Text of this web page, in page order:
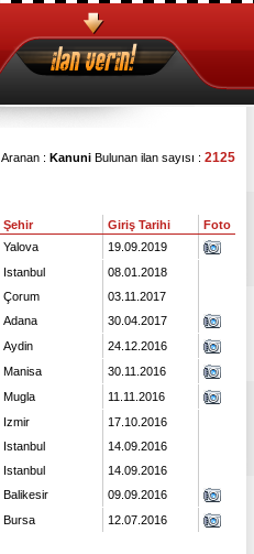
Aranan : Kanuni Bulunan ilan sayısı : 2125
Şehir Giriş Tarihi
Foto
Yalova
19.09.2019
Istanbul
08.01.2018
Çorum
03.11.2017
Adana
30.04.2017
Aydin
24.12.2016
Manisa
30.11.2016
Mugla
11.11.2016
Izmir
17.10.2016
Istanbul
14.09.2016
Istanbul
14.09.2016
Balikesir
09.09.2016
Bursa 12.07.2016